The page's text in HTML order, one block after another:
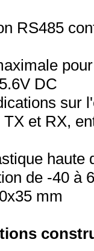
RS485
DC
sur
et RX,
haute
de -40 à
mm